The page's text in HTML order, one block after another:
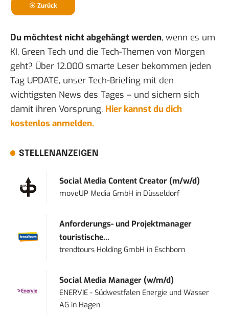
Zurück
Du möchtest nicht abgehängt werden, wenn es um
KI, Green Tech und die Tech-Themen von Morgen
geht? Über 12.000 smarte Leser bekommen jeden
Tag UPDATE, unser Tech-Briefing mit den
wichtigsten News des Tages – und sichern sich
damit ihren Vorsprung. Hier kannst du dich
kostenlos anmelden.
STELLENANZEIGEN
Social Media Content Creator (m/w/d)
moveUP Media GmbH in Düsseldorf
Anforderungs- und Projektmanager
touristische...
trendtours Holding GmbH in Eschborn
Social Media Manager (w/m/d)
ENERVIE - Südwestfalen Energie und Wasser
AG in Hagen